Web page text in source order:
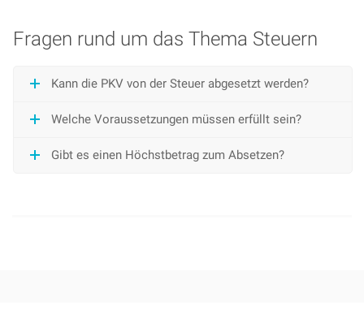
Fragen rund um das Thema Steuern
Kann die PKV von der Steuer abgesetzt werden?
Welche Voraussetzungen müssen erfüllt sein?
Gibt es einen Höchstbetrag zum Absetzen?